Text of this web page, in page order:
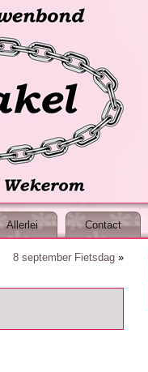
Allerlei Contact
8 september Fietsdag »